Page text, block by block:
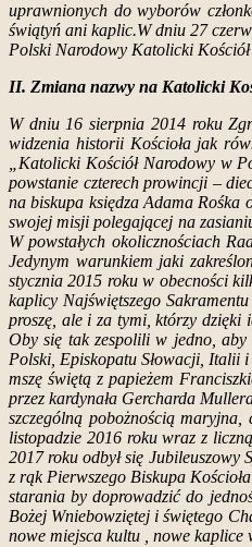
uprawnionych do wyborów
świątyń ani kaplic.W dniu 27
Polski Narodowy Katolicki
II. Zmiana nazwy na Katolicki
W dniu 16 sierpnia 2014 roku
widzenia historii Kościoła jak
„Katolicki Kościół Narodowy w
powstanie czterech prowincji –
na biskupa księdza Adama Rośka
swojej misji polegającej na
W powstałych okolicznościach
Jedynym warunkiem jaki
stycznia 2015 roku w obecności
kaplicy Najświętszego
proszę, ale i za tymi, którzy dzięki
Oby się tak zespolili w jedno, aby
Polski, Episkopatu Słowacji, Italii i
mszę świętą z papieżem
przez kardynała Gercharda
szczególną pobożnością
listopadzie 2016 roku wraz z
2017 roku odbył się Jubileuszowy
z rąk Pierwszego Biskupa
starania by doprowadzić do
Bożej Wniebowziętej i świętego
nowe miejsca kultu , nowe kaplice